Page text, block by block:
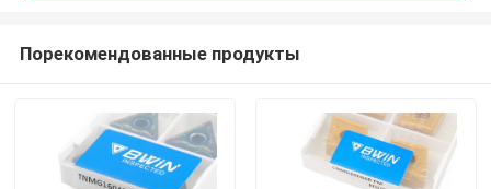
Порекомендованные продукты